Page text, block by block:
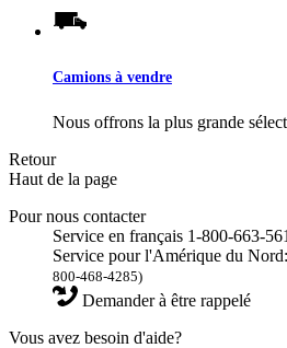
Camions à vendre
Nous offrons la plus grande
Retour
Haut de la page
Pour nous contacter
Service en français 1-800-663-
Service pour l'Amérique du
800-468-4285)
Demander à être rappelé
Vous avez besoin d'aide?